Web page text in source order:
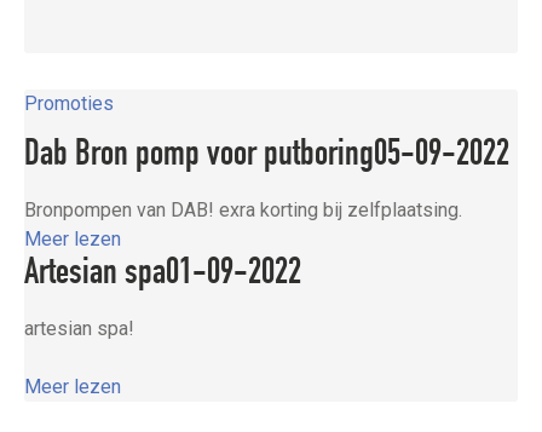
Promoties
Dab Bron pomp voor putboring05-09-2022
Bronpompen van DAB! exra korting bij zelfplaatsing.
Meer lezen
Artesian spa01-09-2022
artesian spa!
Meer lezen